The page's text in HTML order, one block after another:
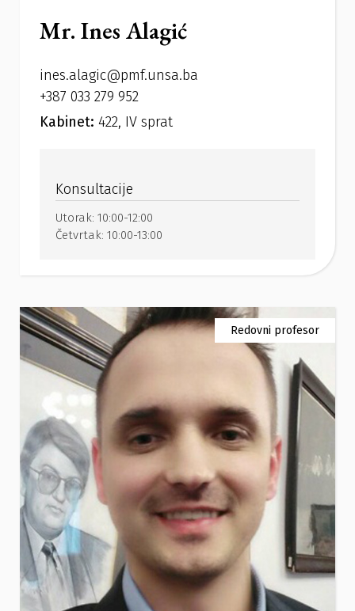
Mr. Ines Alagić
ines.alagic@pmf.unsa.ba
+387 033 279 952
Kabinet: 422, IV sprat
Konsultacije
Utorak: 10:00-12:00
Četvrtak: 10:00-13:00
Redovni profesor